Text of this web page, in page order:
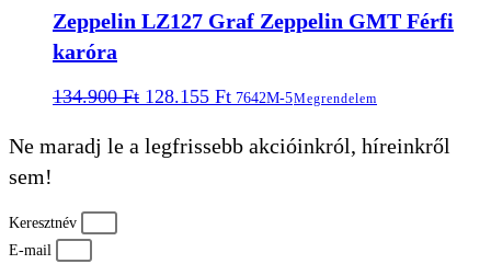
Zeppelin LZ127 Graf Zeppelin GMT Férfi
karóra
134.900Ft Original
was:
134.900 Ft.
128.155 FtCurrent
is:
128.155 Ft.
7642M-5Megrendelem
Ne maradj le a legfrissebb akcióinkról, híreinkről
sem!
Keresztnév
E-mail